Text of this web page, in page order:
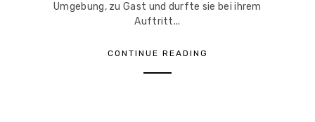
Umgebung, zu Gast und durfte sie bei ihrem
Auftritt...
CONTINUE READING